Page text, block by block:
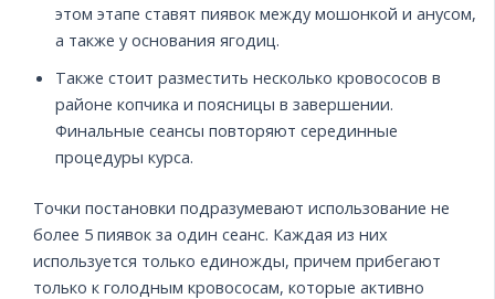
этом этапе ставят пиявок между мошонкой и анусом,
а также у основания ягодиц.
Также стоит разместить несколько кровососов в
районе копчика и поясницы в завершении.
Финальные сеансы повторяют серединные
процедуры курса.
Точки постановки подразумевают использование не
более 5 пиявок за один сеанс. Каждая из них
используется только единожды, причем прибегают
только к голодным кровососам, которые активно